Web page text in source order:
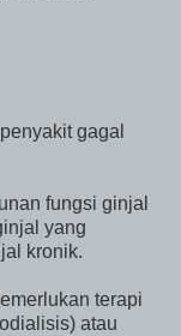
gagal
fungsi ginjal
yang
kronik.
terapi
atau